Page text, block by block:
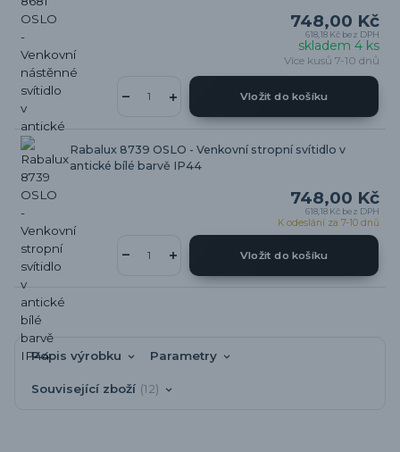
748,00 Kč
618,18 Kč bez DPH
skladem 4 ks
Více kusů 7-10 dnů
Vložit do košíku
Rabalux 8739 OSLO - Venkovní stropní svítidlo v
antické bílé barvě IP44
748,00 Kč
618,18 Kč bez DPH
K odeslání za 7-10 dnů
Vložit do košíku
Popis výrobku Parametry
Související zboží 12